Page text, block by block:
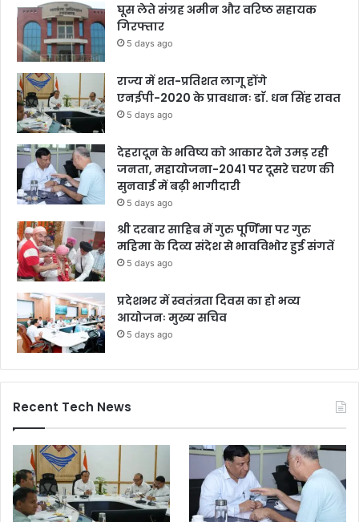
घूस लेते संग्रह अमीन और वरिष्ठ सहायक
गिरफ्तार
5 days ago
राज्य में शत-प्रतिशत लागू होंगे
एनईपी-2020 के प्रावधानः डाॅ. धन सिंह रावत
5 days ago
देहरादून के भविष्य को आकार देने उमड़ रही
जनता, महायोजना-2041 पर दूसरे चरण की
सुनवाई में बढ़ी भागीदारी
5 days ago
श्री दरबार साहिब में गुरु पूर्णिमा पर गुरु
महिमा के दिव्य संदेश से भावविभोर हुई संगतें
5 days ago
प्रदेशभर में स्वतंत्रता दिवस का हो भव्य
आयोजनः मुख्य सचिव
5 days ago
Recent Tech News